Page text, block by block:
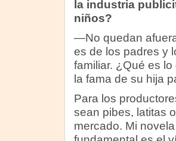
la industria
niños?
—No quedan
es de los padres y
familiar. ¿Qué es
la fama de su hija
Para los
sean pibes, latitas
mercado. Mi